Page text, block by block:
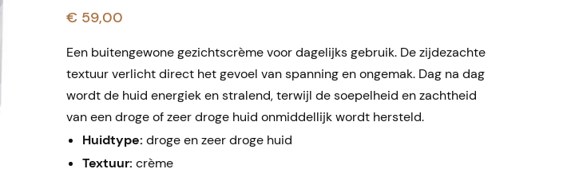
€ 59,00
Een buitengewone gezichtscrème voor dagelijks gebruik. De zijdezachte
textuur verlicht direct het gevoel van spanning en ongemak. Dag na dag
wordt de huid energiek en stralend, terwijl de soepelheid en zachtheid
van een droge of zeer droge huid onmiddellijk wordt hersteld.
Huidtype: droge en zeer droge huid
Textuur: crème